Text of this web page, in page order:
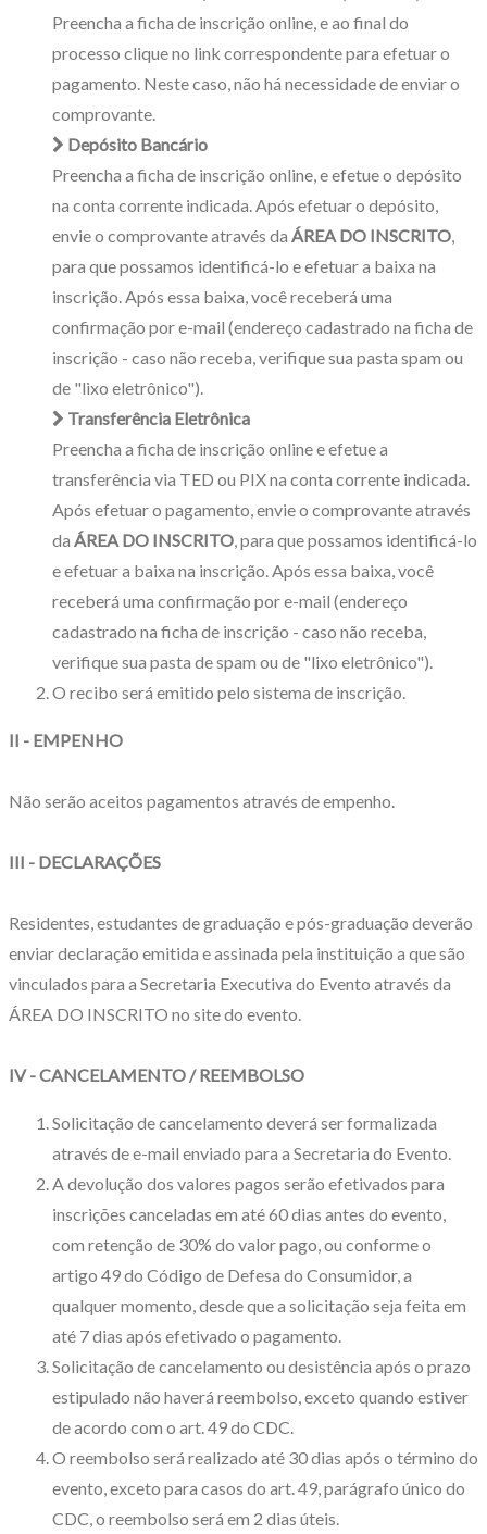
Preencha a ficha de inscrição online, e ao final do
processo clique no link correspondente para efetuar o
pagamento. Neste caso, não há necessidade de enviar o
comprovante.
Depósito Bancário
Preencha a ficha de inscrição online, e efetue o depósito
na conta corrente indicada. Após efetuar o depósito,
envie o comprovante através da ÁREA DO INSCRITO,
para que possamos identificá-lo e efetuar a baixa na
inscrição. Após essa baixa, você receberá uma
confirmação por e-mail (endereço cadastrado na ficha de
inscrição - caso não receba, verifique sua pasta spam ou
de "lixo eletrônico").
Transferência Eletrônica
Preencha a ficha de inscrição online e efetue a
transferência via TED ou PIX na conta corrente indicada.
Após efetuar o pagamento, envie o comprovante através
da ÁREA DO INSCRITO, para que possamos identificá-lo
e efetuar a baixa na inscrição. Após essa baixa, você
receberá uma confirmação por e-mail (endereço
cadastrado na ficha de inscrição - caso não receba,
verifique sua pasta de spam ou de "lixo eletrônico").
O recibo será emitido pelo sistema de inscrição.
II - EMPENHO
Não serão aceitos pagamentos através de empenho.
III - DECLARAÇÕES
Residentes, estudantes de graduação e pós-graduação deverão
enviar declaração emitida e assinada pela instituição a que são
vinculados para a Secretaria Executiva do Evento através da
ÁREA DO INSCRITO no site do evento.
IV - CANCELAMENTO / REEMBOLSO
Solicitação de cancelamento deverá ser formalizada
através de e-mail enviado para a Secretaria do Evento.
A devolução dos valores pagos serão efetivados para
inscrições canceladas em até 60 dias antes do evento,
com retenção de 30% do valor pago, ou conforme o
artigo 49 do Código de Defesa do Consumidor, a
qualquer momento, desde que a solicitação seja feita em
até 7 dias após efetivado o pagamento.
Solicitação de cancelamento ou desistência após o prazo
estipulado não haverá reembolso, exceto quando estiver
de acordo com o art. 49 do CDC.
O reembolso será realizado até 30 dias após o término do
evento, exceto para casos do art. 49, parágrafo único do
CDC, o reembolso será em 2 dias úteis.